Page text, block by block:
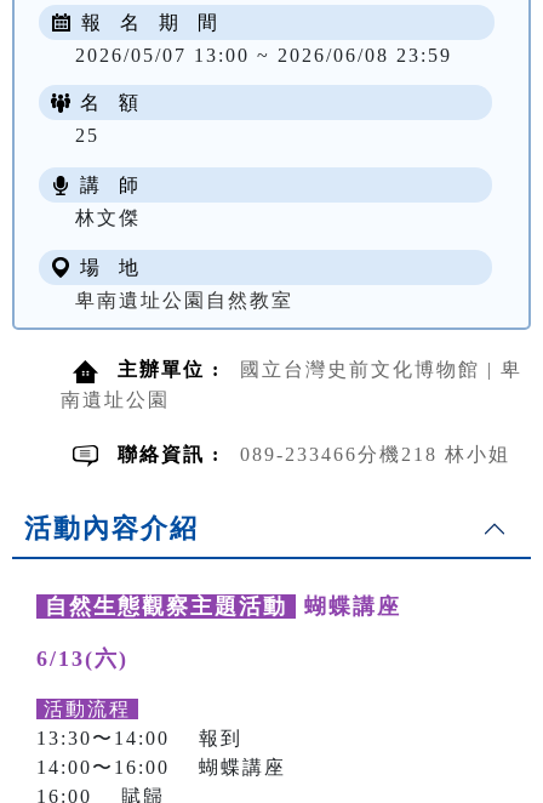
報 名 期 間
2026/05/07 13:00 ~ 2026/06/08 23:59
名 額
25
講 師
林文傑
場 地
卑南遺址公園自然教室
主辦單位 :
國立台灣史前文化博物館 | 卑
南遺址公園
聯絡資訊 : 089-233466分機218 林小姐
活動內容介紹
自然生態觀察主題活動 蝴蝶講座
6/13(六)
活動流程
13:30〜14:00 報到
14:00〜16:00 蝴蝶講座
16:00 賦歸